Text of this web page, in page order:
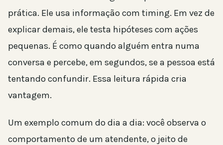
prática. Ele usa informação com timing. Em vez de
explicar demais, ele testa hipóteses com ações
pequenas. É como quando alguém entra numa
conversa e percebe, em segundos, se a pessoa está
tentando confundir. Essa leitura rápida cria
vantagem.
Um exemplo comum do dia a dia: você observa o
comportamento de um atendente, o jeito de